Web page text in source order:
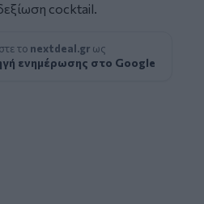
cocktail.
το nextdeal.gr ως
ενημέρωσης στο Google